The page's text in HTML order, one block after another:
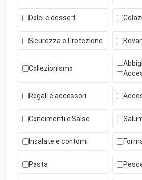
Dolci e dessert
Sicurezza e Protezione
Collezionismo
Regali e accessori
Condimenti e Salse
Insalate e contorni
Pasta